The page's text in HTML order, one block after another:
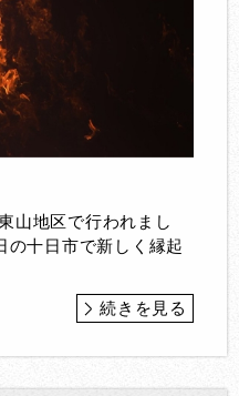
山地区で行われまし
の十日市で新しく縁起
続きを見る